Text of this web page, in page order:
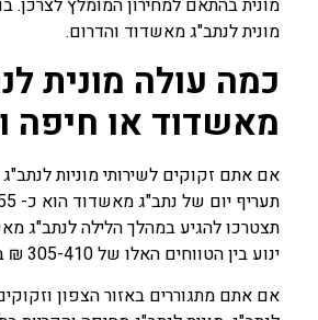
מונית בהתאם למחירון המומלץ לצרכן.
מונית לנתב"ג מאשדוד והדרום.
כמה עולה מונית
מאשדוד או חיפה
אם אתם זקוקים לשירותי מוניות
תצטרכו להגיע במהלך הלילה לנתב"ג
ינוע בין הטווחים האלו של 305-410 ₪ בממוצע.
אם אתם מתגוררים באזור הצפון